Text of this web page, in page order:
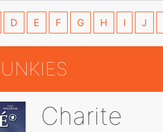
D E F G H I J
Charite